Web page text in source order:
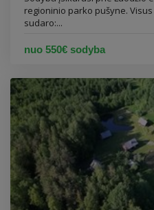
regioninio parko pušyne.
sudaro:...
nuo 550€ sodyba